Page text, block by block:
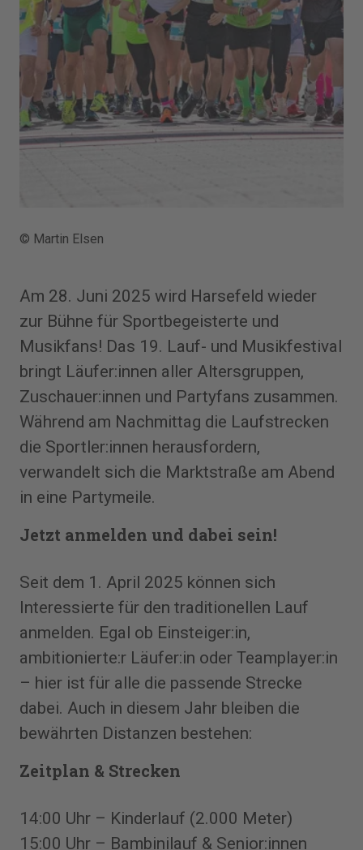
© Martin Elsen
Am 28. Juni 2025 wird Harsefeld wieder
zur Bühne für Sportbegeisterte und
Musikfans! Das 19. Lauf- und Musikfestival
bringt Läufer:innen aller Altersgruppen,
Zuschauer:innen und Partyfans zusammen.
Während am Nachmittag die Laufstrecken
die Sportler:innen herausfordern,
verwandelt sich die Marktstraße am Abend
in eine Partymeile.
Jetzt anmelden und dabei sein!
Seit dem 1. April 2025 können sich
Interessierte für den traditionellen Lauf
anmelden. Egal ob Einsteiger:in,
ambitionierte:r Läufer:in oder Teamplayer:in
– hier ist für alle die passende Strecke
dabei. Auch in diesem Jahr bleiben die
bewährten Distanzen bestehen:
Zeitplan & Strecken
14:00 Uhr – Kinderlauf (2.000 Meter)
15:00 Uhr – Bambinilauf & Senior:innen